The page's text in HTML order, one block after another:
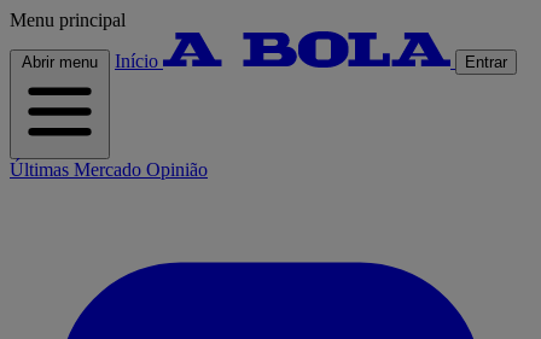
Menu principal
Abrir menu Início Entrar
Últimas Mercado Opinião